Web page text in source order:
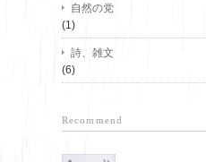
自然の党
(1)
詩、雑文
(6)
Recommend